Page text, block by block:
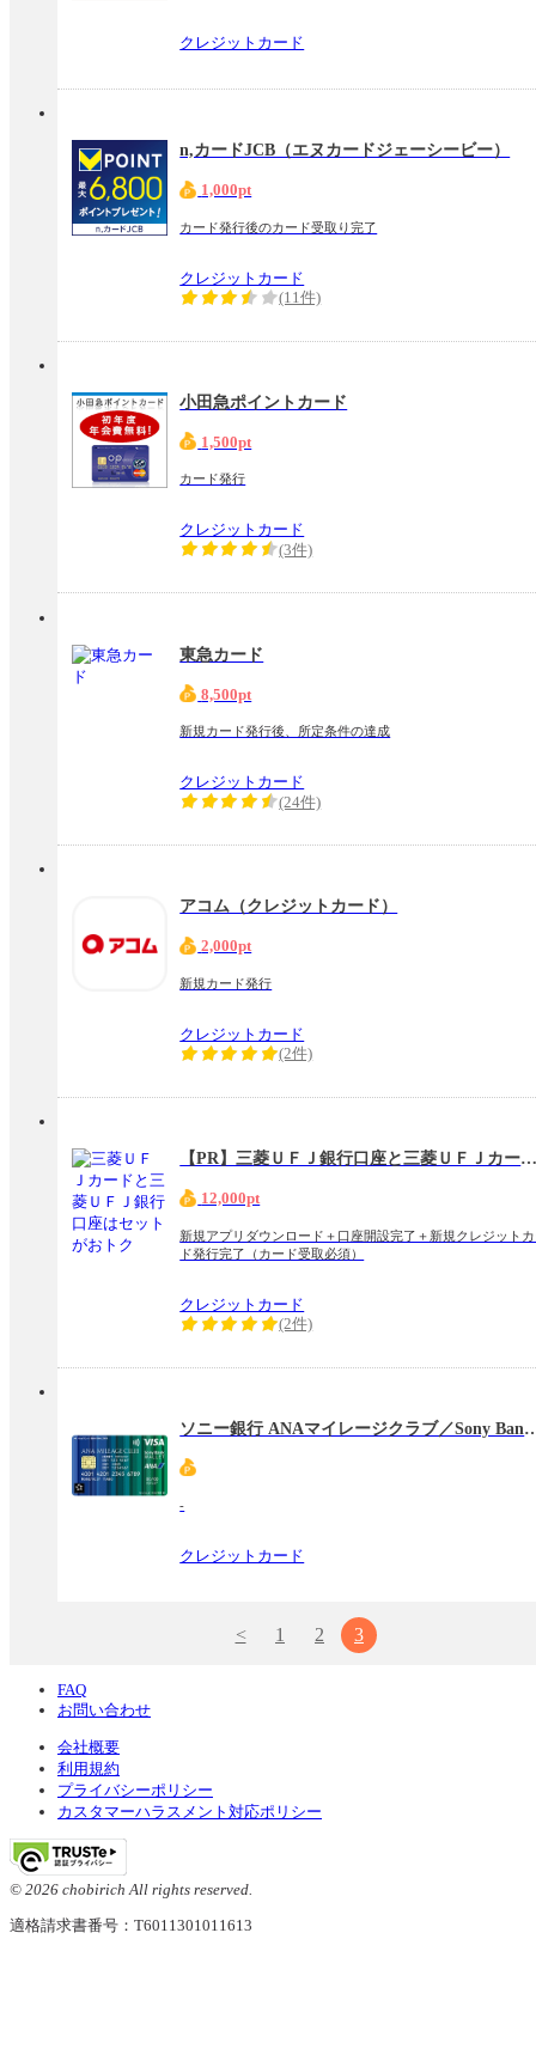
クレジットカード
n,カードJCB（エヌカードジェーシービー）
1,000pt
カード発行後のカード受取り完了
クレジットカード
(11件)
小田急ポイントカード
1,500pt
カード発行
クレジットカード
(3件)
東急カード
8,500pt
新規カード発行後、所定条件の達成
クレジットカード
(24件)
アコム（クレジットカード）
2,000pt
新規カード発行
クレジットカード
(2件)
【PR】三菱ＵＦＪ銀行口座と三菱ＵＦＪカード
12,000pt
新規アプリダウンロード＋口座開設完了＋新規クレジット
ド発行完了（カード受取必須）
クレジットカード
(2件)
ソニー銀行 ANAマイレージクラブ／Sony
-
クレジットカード
< 1 2 3
FAQ
お問い合わせ
会社概要
利用規約
プライバシーポリシー
カスタマーハラスメント対応ポリシー
© 2026 chobirich All rights reserved.
適格請求書番号：T6011301011613